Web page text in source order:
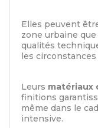
Elles peuvent
zone urbaine
qualités
les
Leurs matériaux
finitions
même dans le
intensive.